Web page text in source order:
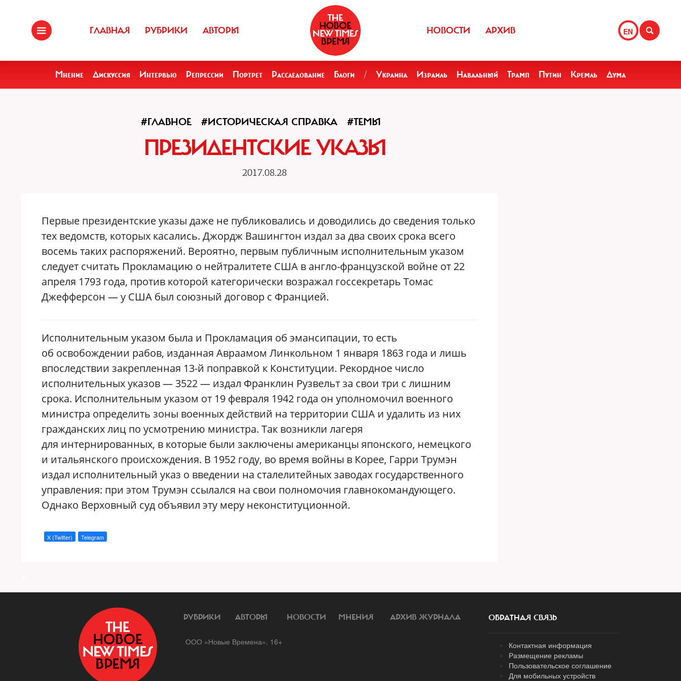
ГЛАВНАЯ РУБРИКИ АВТОРЫ EN
НОВОСТИ АРХИВ
Мнение Дискуссия Интервью Репрессии Портрет Расследование Блоги / Украина Израиль Навальный Трамп Путин Кремль Дума
#ГЛАВНОЕ #ИСТОРИЧЕСКАЯ СПРАВКА #ТЕМЫ
ПРЕЗИДЕНТСКИЕ УКАЗЫ
2017.08.28
Первые президентские указы даже не публиковались и доводились до сведения только
тех ведомств, которых касались. Джордж Вашингтон издал за два своих срока всего
восемь таких распоряжений. Вероятно, первым публичным исполнительным указом
следует считать Прокламацию о нейтралитете США в англо-французской войне от 22
апреля 1793 года, против которой категорически возражал госсекретарь Томас
Джефферсон — у США был союзный договор с Францией.
Исполнительным указом была и Прокламация об эмансипации, то есть
об освобождении рабов, изданная Авраамом Линкольном 1 января 1863 года и лишь
впоследствии закрепленная 13-й поправкой к Конституции. Рекордное число
исполнительных указов — 3522 — издал Франклин Рузвельт за свои три с лишним
срока. Исполнительным указом от 19 февраля 1942 года он уполномочил военного
министра определить зоны военных действий на территории США и удалить из них
гражданских лиц по усмотрению министра. Так возникли лагеря
для интернированных, в которые были заключены американцы японского, немецкого
и итальянского происхождения. В 1952 году, во время войны в Корее, Гарри Трумэн
издал исполнительный указ о введении на сталелитейных заводах государственного
управления: при этом Трумэн ссылался на свои полномочия главнокомандующего.
Однако Верховный суд объявил эту меру неконституционной.
X (Twitter) Telegram
РУБРИКИ АВТОРЫ НОВОСТИ МНЕНИЯ АРХИВ ЖУРНАЛА
ООО «Новые Времена». 16+
ОБРАТНАЯ СВЯЗЬ
Контактная информация
Размещение рекламы
Пользовательское соглашение
Для мобильных устройств